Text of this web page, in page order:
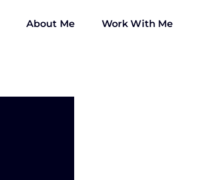
Work With Me
About Me